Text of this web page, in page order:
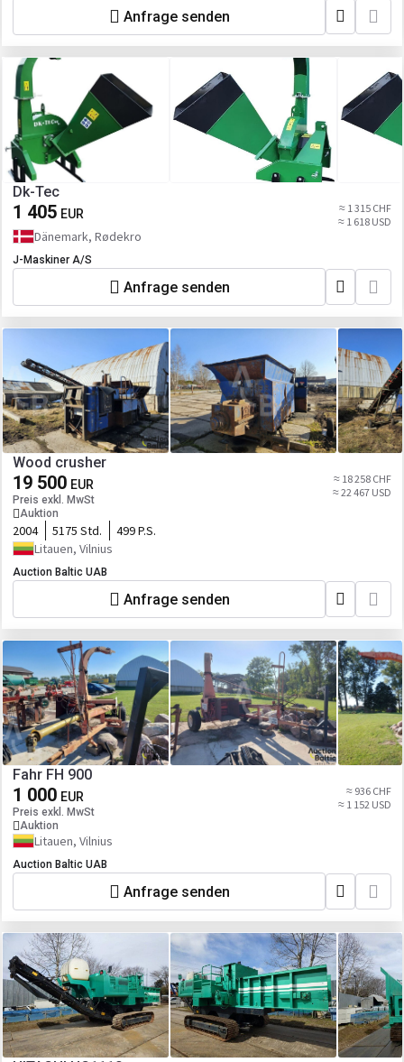
Anfrage senden
Dk-Tec
1 405 EUR
≈ 1 315 CHF
≈ 1 618 USD
Dänemark, Rødekro
J-Maskiner A/S
Anfrage senden
Wood crusher
19 500 EUR
Preis exkl. MwSt
Auktion
≈ 18 258 CHF
≈ 22 467 USD
2004 5175 Std.
499 P.S.
Litauen, Vilnius
Auction Baltic UAB
Anfrage senden
Fahr FH 900
1 000 EUR
Preis exkl. MwSt
Auktion
≈ 936 CHF
≈ 1 152 USD
Litauen, Vilnius
Auction Baltic UAB
Anfrage senden